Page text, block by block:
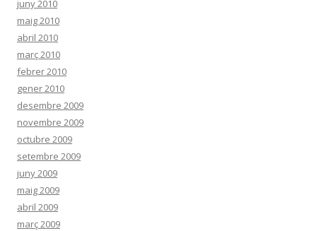
juny 2010
maig 2010
abril 2010
març 2010
febrer 2010
gener 2010
desembre 2009
novembre 2009
octubre 2009
setembre 2009
juny 2009
maig 2009
abril 2009
març 2009